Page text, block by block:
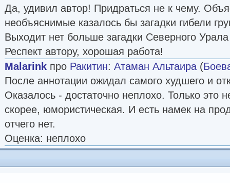
Да, удивил автор! Придраться не к чему.
необъяснимые казалось бы загадки гибели
Выходит нет больше загадки Северного
Респект автору, хорошая работа!
Malarink про Ракитин: Атаман Альтаира (
После аннотации ожидал самого худшего и
Оказалось - достаточно неплохо. Только это
скорее, юмористическая. И есть намек на
отчего нет.
Оценка: неплохо